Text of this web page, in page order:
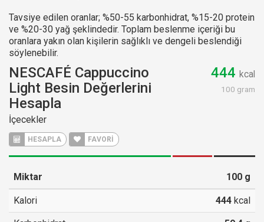
Tavsiye edilen oranlar; %50-55 karbonhidrat, %15-20 protein
ve %20-30 yağ şeklindedir. Toplam beslenme içeriği bu
oranlara yakın olan kişilerin sağlıklı ve dengeli beslendiği
söylenebilir.
NESCAFÉ Cappuccino
Light Besin Değerlerini
Hesapla
İçecekler
HESAPLA FAVORİ
444 kcal
100 gram
Miktar 100 g
Kalori 444 kcal